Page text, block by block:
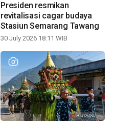
Presiden resmikan
revitalisasi cagar budaya
Stasiun Semarang Tawang
30 July 2026 18:11 WIB